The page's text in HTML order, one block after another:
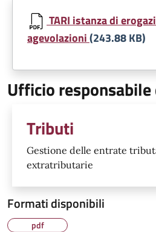
TARI istanza di
agevolazioni(243.88 KB)
Ufficio
Tributi
Gestione delle entrate
extratributarie
Formati disponibili
pdf